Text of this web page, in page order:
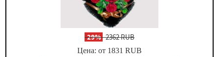
-29%2362 RUB
Цена: от 1831 RUB